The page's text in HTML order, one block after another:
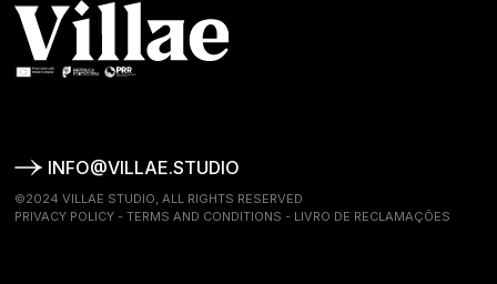
INFO@VILLAE.STUDIO
©2024 VILLAE STUDIO, ALL RIGHTS RESERVED
PRIVACY POLICY -TERMS AND CONDITIONS - LIVRO DE RECLAMAÇÕES